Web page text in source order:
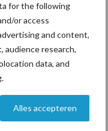
for the following
or access
and content,
audience research,
data, and
Alles accepteren